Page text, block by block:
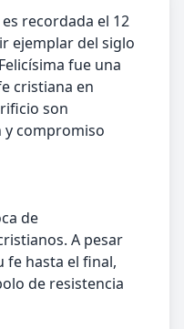
recordada el 12
ejemplar del siglo
fue una
cristiana en
son
y compromiso
de
A pesar
fe hasta el final,
de resistencia